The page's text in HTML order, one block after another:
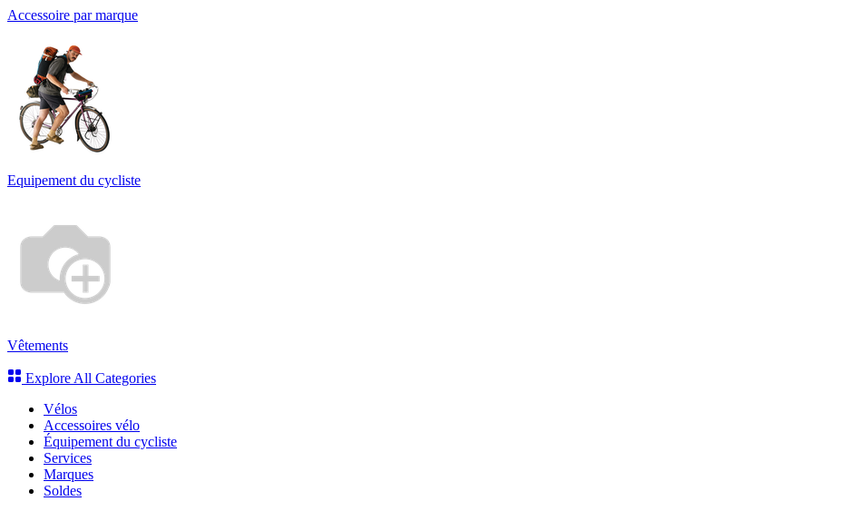
Accessoire par marque
Equipement du cycliste
Vêtements
Explore All Categories
Vélos
Accessoires vélo
Équipement du cycliste
Services
Marques
Soldes